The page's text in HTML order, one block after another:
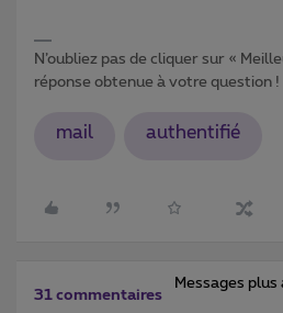
N’oubliez pas de cliquer sur «
réponse obtenue à votre question !
mail authentifié
31 commentaires
Messages plus